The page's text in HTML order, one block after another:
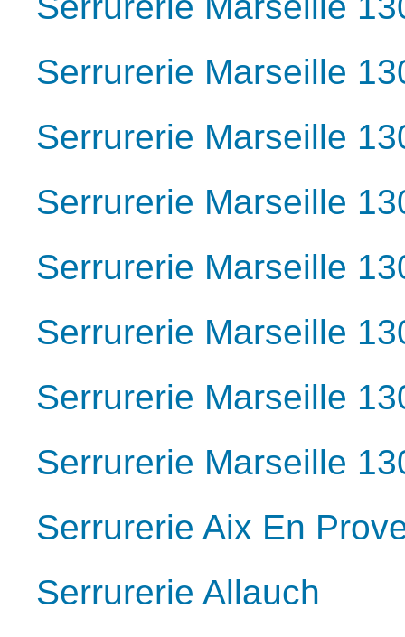
Serrurerie Marseille
Serrurerie Marseille
Serrurerie Marseille
Serrurerie Marseille
Serrurerie Marseille
Serrurerie Marseille
Serrurerie Marseille
Serrurerie Aix En
Serrurerie Allauch